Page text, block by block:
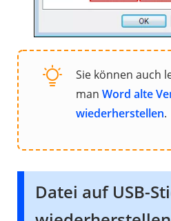
Sie können auch
man Word alte
wiederherstellen.
Datei auf USB-